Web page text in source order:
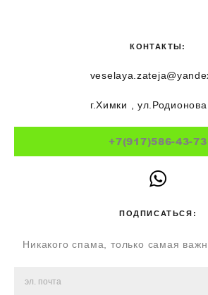
КОНТАКТЫ:
г.Химки ,
+7(917)586-43-73
ПОДПИСАТЬСЯ:
Никакого спама, только самая